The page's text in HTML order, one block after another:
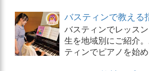
バスティンで教える
バスティンでレッス
生を地域別にご紹介
ティンでピアノを始